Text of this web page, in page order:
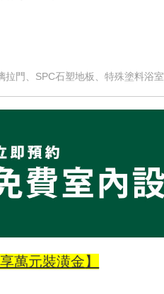
門、SPC石塑地板、特殊塗料浴室
萬元裝潢金】